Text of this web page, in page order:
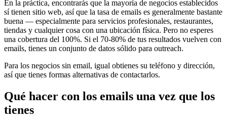
En la práctica, encontrarás que la mayoría de negocios establecidos
sí tienen sitio web, así que la tasa de emails es generalmente bastante
buena — especialmente para servicios profesionales, restaurantes,
tiendas y cualquier cosa con una ubicación física. Pero no esperes
una cobertura del 100%. Si el 70-80% de tus resultados vuelven con
emails, tienes un conjunto de datos sólido para outreach.
Para los negocios sin email, igual obtienes su teléfono y dirección,
así que tienes formas alternativas de contactarlos.
Qué hacer con los emails una vez que los
tienes